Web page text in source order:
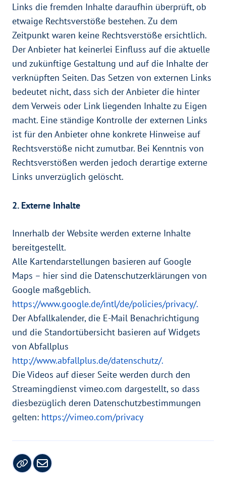
Links die fremden Inhalte daraufhin überprüft, ob
etwaige Rechtsverstöße bestehen. Zu dem
Zeitpunkt waren keine Rechtsverstöße ersichtlich.
Der Anbieter hat keinerlei Einfluss auf die aktuelle
und zukünftige Gestaltung und auf die Inhalte der
verknüpften Seiten. Das Setzen von externen Links
bedeutet nicht, dass sich der Anbieter die hinter
dem Verweis oder Link liegenden Inhalte zu Eigen
macht. Eine ständige Kontrolle der externen Links
ist für den Anbieter ohne konkrete Hinweise auf
Rechtsverstöße nicht zumutbar. Bei Kenntnis von
Rechtsverstößen werden jedoch derartige externe
Links unverzüglich gelöscht.
2. Externe Inhalte
Innerhalb der Website werden externe Inhalte
bereitgestellt.
Alle Kartendarstellungen basieren auf Google
Maps – hier sind die Datenschutzerklärungen von
Google maßgeblich.
https://www.google.de/intl/de/policies/privacy/.
Der Abfallkalender, die E-Mail Benachrichtigung
und die Standortübersicht basieren auf Widgets
von Abfallplus
http://www.abfallplus.de/datenschutz/.
Die Videos auf dieser Seite werden durch den
Streamingdienst vimeo.com dargestellt, so dass
diesbezüglich deren Datenschutzbestimmungen
gelten: https://vimeo.com/privacy
Copy URLLink per Mail versenden